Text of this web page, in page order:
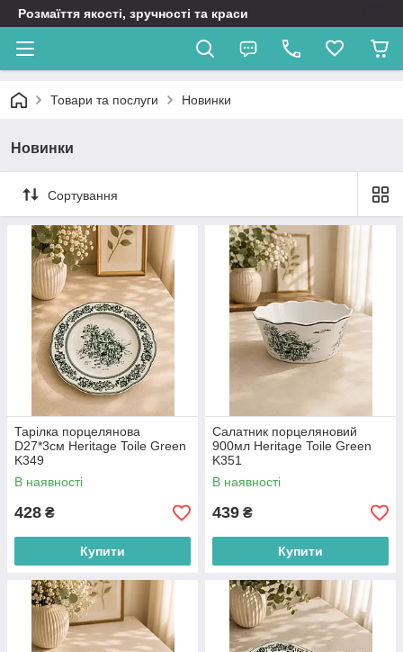
Розмаїття якості, зручності та краси
Товари та послуги Новинки
Новинки
Сортування
Тарілка порцелянова
D27*3см Heritage Toile Green
K349
В наявності
428 ₴
Купити
Салатник порцеляновий
900мл Heritage Toile Green
K351
В наявності
439 ₴
Купити